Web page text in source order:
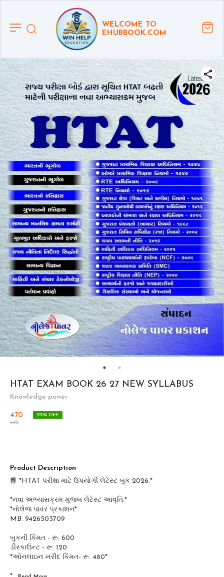
WELCOME TO
EHUBBOOK.COM
HTAT EXAM BOOK 26 27 NEW SYLLABUS
Knowledge power
470
600
22% OFF
Product Description
📘 *HTAT પરીક્ષા માટે ઉપયોગી લેટેસ્ટ બુક 2026.*
*નવા અભ્યાસક્રમ મુજબ લેટેસ્ટ આવૃતિ.*
*નોલેજ પાવર પ્રકાશન*
MB. 9426503709
બુકની કિંમત - રૂ. 600
ડીસ્કાઉન્ટ - રૂ. 120
*ઓનલાઇન ખરીદ કિંમત- રૂ. 480*